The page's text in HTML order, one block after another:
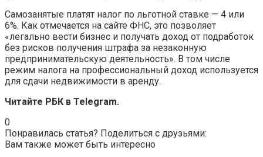
Самозанятые платят налог по льготной ставке — 4 или
6%. Как отмечается на сайте ФНС, это позволяет
«легально вести бизнес и получать доход от подработок
без рисков получения штрафа за незаконную
предпринимательскую деятельность». В том числе
режим налога на профессиональный доход используется
для сдачи недвижимости в аренду.
Читайте РБК в Telegram.
0
Понравилась статья? Поделиться с друзьями:
Вам также может быть интересно